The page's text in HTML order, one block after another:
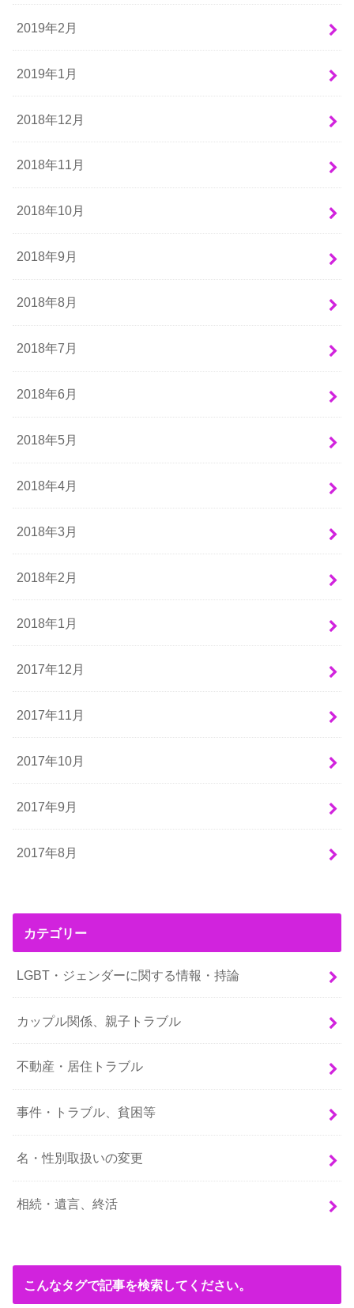
2019年2月
2019年1月
2018年12月
2018年11月
2018年10月
2018年9月
2018年8月
2018年7月
2018年6月
2018年5月
2018年4月
2018年3月
2018年2月
2018年1月
2017年12月
2017年11月
2017年10月
2017年9月
2017年8月
カテゴリー
LGBT・ジェンダーに関する情報・持論
カップル関係、親子トラブル
不動産・居住トラブル
事件・トラブル、貧困等
名・性別取扱いの変更
相続・遺言、終活
こんなタグで記事を検索してください。